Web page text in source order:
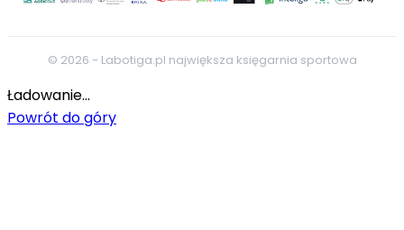
© 2026 - Labotiga.pl największa księgarnia sportowa
Ładowanie...
Powrót do góry